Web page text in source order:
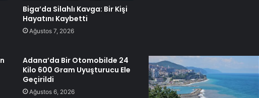
Biga’da Silahlı Kavga: Bir Kişi
Hayatını Kaybetti
Ağustos 7, 2026
Adana’da Bir Otomobilde 24
Kilo 600 Gram Uyuşturucu Ele
Geçirildi
Ağustos 6, 2026